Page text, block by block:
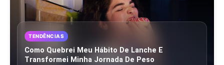
TENDÊNCIAS
Como Quebrei Meu Hábito De Lanche E
Transformei Minha Jornada De Peso